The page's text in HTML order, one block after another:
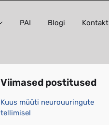
PAI Blogi Kontakt
Viimased postitused
Kuus müüti neurouuringute
tellimisel